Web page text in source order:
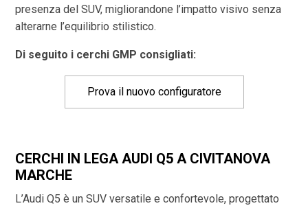
presenza del SUV, migliorandone l’impatto visivo senza
alterarne l’equilibrio stilistico.
Di seguito i cerchi GMP consigliati:
Prova il nuovo configuratore
CERCHI IN LEGA AUDI Q5 A CIVITANOVA
MARCHE
L’Audi Q5 è un SUV versatile e confortevole, progettato